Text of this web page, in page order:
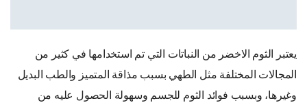
يعتبر الثوم الاخضر من النباتات التي تم استخدامها في كثير من
المجالات المختلفة مثل الطهي بسبب مذاقة المتميز والطب البديل
وغيرها، وبسبب فوائد الثوم للجسم وسهولة الحصول عليه من